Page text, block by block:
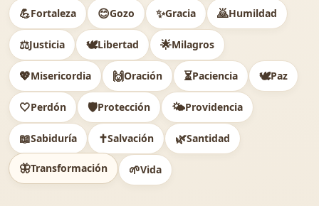
💪Fortaleza 😊Gozo ✨Gracia 🙇Humildad
⚖️Justicia 🕊Libertad 🌟Milagros
💖Misericordia 🙌Oración ⏳Paciencia 🕊️Paz
🤍Perdón 🛡️Protección 🌤️Providencia
📖Sabiduría ✝️Salvación 🌿Santidad
🦋Transformación 🌱Vida